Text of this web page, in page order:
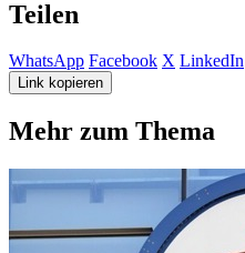
Teilen
WhatsApp Facebook X LinkedIn
Link kopieren
Mehr zum Thema